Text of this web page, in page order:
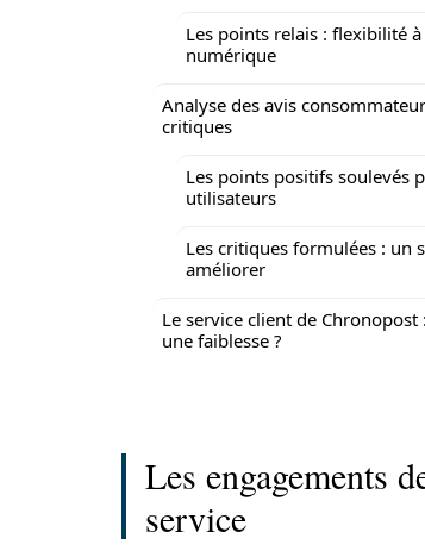
Les points relais : flexibilité à
numérique
Analyse des avis
critiques
Les points positifs soulevés
utilisateurs
Les critiques formulées : un
améliorer
Le service client de Chronopost
une faiblesse ?
Les engagements
service